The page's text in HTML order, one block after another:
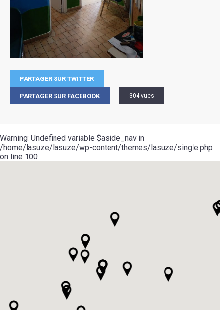
PARTAGER SUR TWITTER
PARTAGER SUR FACEBOOK 304 vues
Warning: Undefined variable $aside_nav in
/home/lasuze/lasuze/wp-content/themes/lasuze/single.php
on line 100